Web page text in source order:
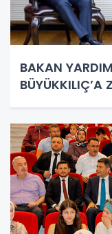
BAKAN
BÜYÜKKILIÇ’A